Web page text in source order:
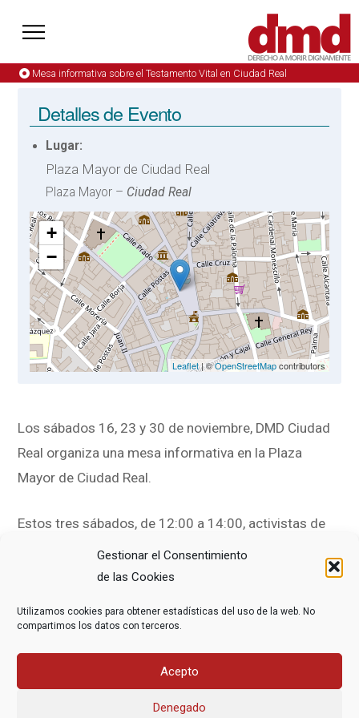
Gestionar el Consentimiento
de las Cookies
Utilizamos cookies para obtener estadísticas del uso de la web. No
compartimos los datos con terceros.
Acepto
Denegado
Mesa informativa sobre el Testamento Vital en Ciudad Real
Detalles de Evento
Lugar:
Plaza Mayor de Ciudad Real
Plaza Mayor – Ciudad Real
+
−
Leaflet| ©OpenStreetMapcontributors
Los sábados 16, 23 y 30 de noviembre, DMD Ciudad
Real organiza una mesa informativa en la Plaza
Mayor de Ciudad Real.
Estos tres sábados, de 12:00 a 14:00, activistas de
DMD Ciudad Real explicarán para qué sirve y cómo se
testamento vital
qué tratamientos se desean y cuáles se rechazan al